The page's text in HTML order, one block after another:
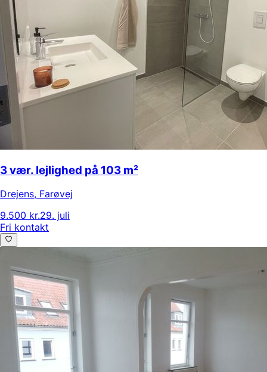
3 vær. lejlighed på 103 m²
Drejens, Farøvej
9.500 kr.29. juli
Fri kontakt